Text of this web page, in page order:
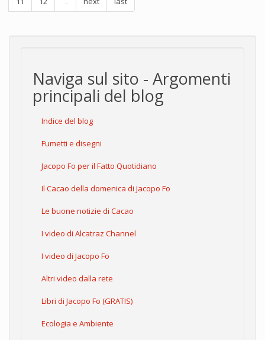
Naviga sul sito - Argomenti
principali del blog
Indice del blog
Fumetti e disegni
Jacopo Fo per il Fatto Quotidiano
Il Cacao della domenica di Jacopo Fo
Le buone notizie di Cacao
I video di Alcatraz Channel
I video di Jacopo Fo
Altri video dalla rete
Libri di Jacopo Fo (GRATIS)
Ecologia e Ambiente